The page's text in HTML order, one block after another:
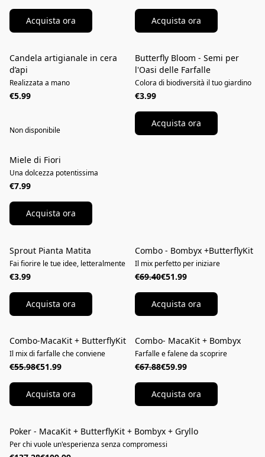
Acquista ora
Acquista ora
NOVITÀ
Butterfly Bloom - Semi per
l'Oasi delle Farfalle
Colora di biodiversità il tuo giardino
€3.99
Acquista ora
NOVITÀ
Candela artigianale in cera
d’api
Realizzata a mano
€5.99
Non disponibile
Miele di Fiori
Una dolcezza potentissima
€7.99
Acquista ora
Sprout Pianta Matita
Fai fiorire le tue idee, letteralmente
€3.99
Acquista ora
RISPARMIA
Combo - Bombyx +ButterflyKit
Il mix perfetto per iniziare
€69.40€51.99
Acquista ora
SPEDIZIONE GRATUITA
Combo-MacaKit + ButterflyKit
Il mix di farfalle che conviene
€55.98€51.99
Acquista ora
RISPARMIA
Combo- MacaKit + Bombyx
Farfalle e falene da scoprire
€67.88€59.99
Acquista ora
Poker - MacaKit + ButterflyKit + Bombyx + Gryllo
Per chi vuole un'esperienza senza compromessi